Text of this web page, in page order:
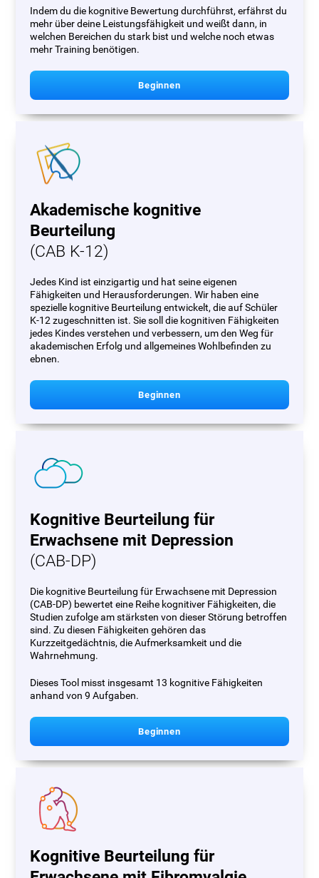
Indem du die kognitive Bewertung durchführst, erfährst du
mehr über deine Leistungsfähigkeit und weißt dann, in
welchen Bereichen du stark bist und welche noch etwas
mehr Training benötigen.
Beginnen
Akademische kognitive
Beurteilung
(CAB K-12)
Jedes Kind ist einzigartig und hat seine eigenen
Fähigkeiten und Herausforderungen. Wir haben eine
spezielle kognitive Beurteilung entwickelt, die auf Schüler
K-12 zugeschnitten ist. Sie soll die kognitiven Fähigkeiten
jedes Kindes verstehen und verbessern, um den Weg für
akademischen Erfolg und allgemeines Wohlbefinden zu
ebnen.
Beginnen
Kognitive Beurteilung für
Erwachsene mit Depression
(CAB-DP)
Die kognitive Beurteilung für Erwachsene mit Depression
(CAB-DP) bewertet eine Reihe kognitiver Fähigkeiten, die
Studien zufolge am stärksten von dieser Störung betroffen
sind. Zu diesen Fähigkeiten gehören das
Kurzzeitgedächtnis, die Aufmerksamkeit und die
Wahrnehmung.
Dieses Tool misst insgesamt 13 kognitive Fähigkeiten
anhand von 9 Aufgaben.
Beginnen
Kognitive Beurteilung für